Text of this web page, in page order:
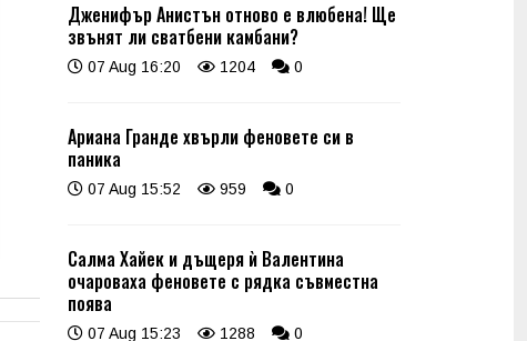
Дженифър Анистън отново е влюбена! Ще
звънят ли сватбени камбани?
07 Aug 16:20 1204 0
Ариана Гранде хвърли феновете си в
паника
07 Aug 15:52 959 0
Салма Хайек и дъщеря ѝ Валентина
очароваха феновете с рядка съвместна
поява
07 Aug 15:23 1288 0